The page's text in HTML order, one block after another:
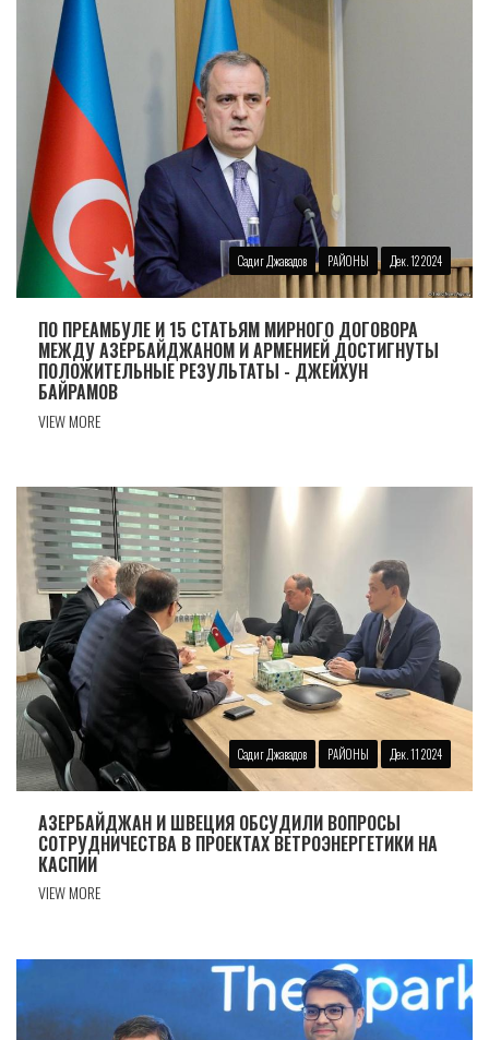
Садиг Джавадов РАЙОНЫ Дек. 12 2024
ПО ПРЕАМБУЛЕ И 15 СТАТЬЯМ МИРНОГО ДОГОВОРА
МЕЖДУ АЗЕРБАЙДЖАНОМ И АРМЕНИЕЙ ДОСТИГНУТЫ
ПОЛОЖИТЕЛЬНЫЕ РЕЗУЛЬТАТЫ - ДЖЕЙХУН
БАЙРАМОВ
VIEW MORE
Садиг Джавадов РАЙОНЫ Дек. 11 2024
АЗЕРБАЙДЖАН И ШВЕЦИЯ ОБСУДИЛИ ВОПРОСЫ
СОТРУДНИЧЕСТВА В ПРОЕКТАХ ВЕТРОЭНЕРГЕТИКИ НА
КАСПИИ
VIEW MORE